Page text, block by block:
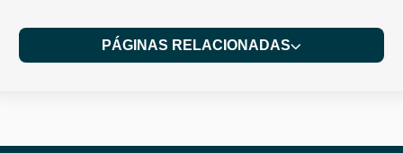
PÁGINAS RELACIONADAS